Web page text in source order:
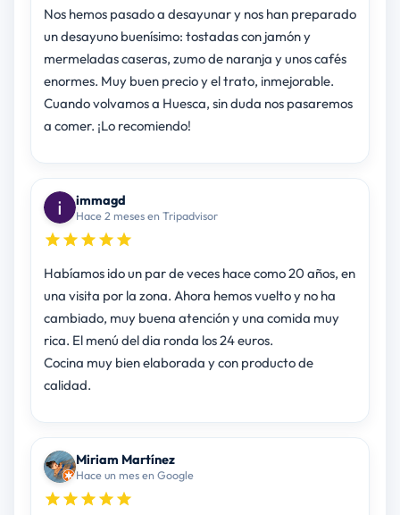
Nos hemos pasado a desayunar y nos han preparado
un desayuno buenísimo: tostadas con jamón y
mermeladas caseras, zumo de naranja y unos cafés
enormes. Muy buen precio y el trato, inmejorable.
Cuando volvamos a Huesca, sin duda nos pasaremos
a comer. ¡Lo recomiendo!
immagd
Hace 2 meses en Tripadvisor
Habíamos ido un par de veces hace como 20 años, en
una visita por la zona. Ahora hemos vuelto y no ha
cambiado, muy buena atención y una comida muy
rica. El menú del dia ronda los 24 euros.
Cocina muy bien elaborada y con producto de
calidad.
Miriam Martínez
Hace un mes en Google